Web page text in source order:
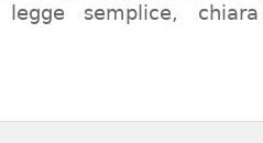
semplice,